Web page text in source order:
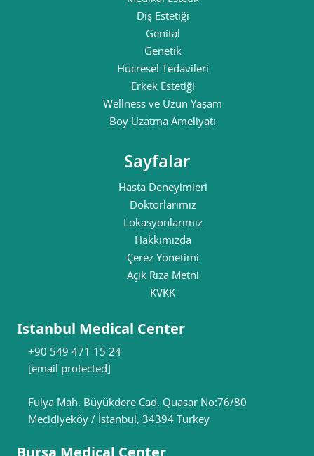
Diş Estetiği
Genital
Genetik
Hücresel Tedavileri
Erkek Estetiği
Wellness ve Uzun Yaşam
Boy Uzatma Ameliyatı
Sayfalar
Hasta Deneyimleri
Doktorlarımız
Lokasyonlarımız
Hakkımızda
Çerez Yönetimi
Açık Rıza Metni
KVKK
Istanbul Medical Center
+90 549 471 15 24
[email protected]
Fulya Mah. Büyükdere Cad. Quasar No:76/80
Mecidiyeköy / İstanbul, 34394 Turkey